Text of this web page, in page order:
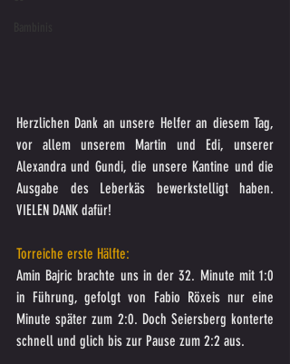
Herzlichen Dank an unsere Helfer an diesem Tag,
vor allem unserem Martin und Edi, unserer
Alexandra und Gundi, die unsere Kantine und die
Ausgabe des Leberkäs bewerkstelligt haben.
VIELEN DANK dafür!
Torreiche erste Hälfte:
Amin Bajric brachte uns in der 32. Minute mit 1:0
in Führung, gefolgt von Fabio Röxeis nur eine
Minute später zum 2:0. Doch Seiersberg konterte
schnell und glich bis zur Pause zum 2:2 aus.